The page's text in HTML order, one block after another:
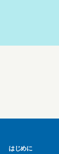
はじめに